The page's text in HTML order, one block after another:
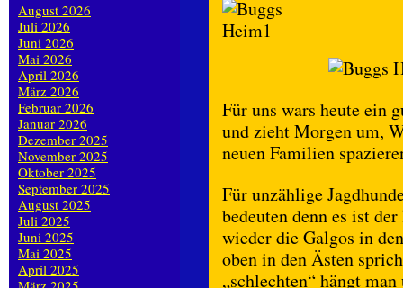
Für uns wars heute ein
und zieht Morgen um,
neuen Familien
Für unzählige
bedeuten denn es ist
wieder die Galgos in
oben in den Ästen
„schlechten“ hängt
August 2026
Juli 2026
Juni 2026
Mai 2026
April 2026
März 2026
Februar 2026
Januar 2026
Dezember 2025
November 2025
Oktober 2025
September 2025
August 2025
Juli 2025
Juni 2025
Mai 2025
April 2025